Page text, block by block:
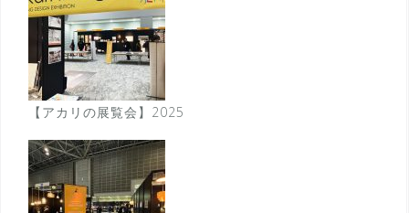
【アカリの展覧会】2025